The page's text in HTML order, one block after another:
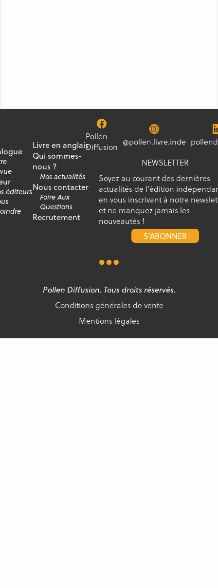
éditeurs
Livre en anglais
Qui sommes-
nous ?
Nos actualités
Nous contacter
Foire Aux
Questions
Recrutement
Pollen
Diffusion @pollen.livre.inde
NEWSLETTER
Soyez au courant des dernières
actualités de l'édition
en vous inscrivant à notre
et ne manquez jamais les
nouveautés !
S'ABONNER
Pollen Diffusion. Tous droits réservés.
Conditions générales de vente
Mentions légales